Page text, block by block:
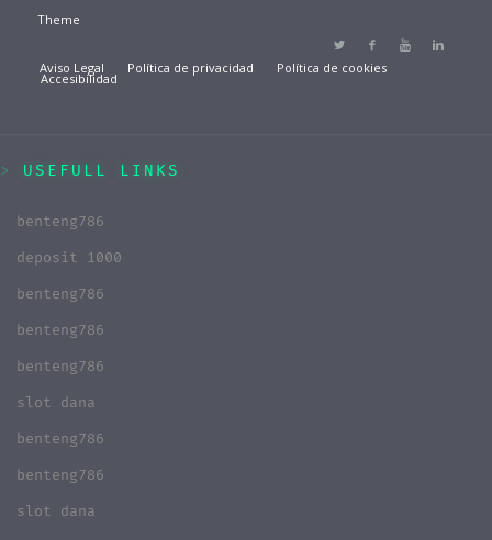
Theme
Aviso Legal Política de privacidad Política de cookies
Accesibilidad
USEFULL LINKS
benteng786
deposit 1000
benteng786
benteng786
benteng786
slot dana
benteng786
benteng786
slot dana